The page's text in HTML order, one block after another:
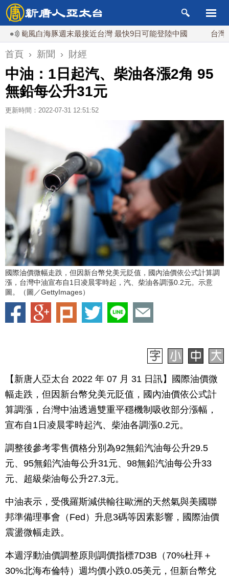
風白海豚週末最接近台灣 最快9日可能登陸中國 台灣漢光
首頁 › 新聞 › 財經
中油：1日起汽、柴油各漲2角 95
無鉛每公升31元
更新時間：2022-07-31 12:51:52
國際油價微幅走跌，但因新台幣兌美元貶值，國內油價依公式計算調
漲，台灣中油宣布自1日凌晨零時起，汽、柴油各調漲0.2元。示意
圖。（圖／GettyImages）
【新唐人亞太台 2022 年 07 月 31 日訊】國際油價微
幅走跌，但因新台幣兌美元貶值，國內油價依公式計
算調漲，台灣中油透過雙重平穩機制吸收部分漲幅，
宣布自1日凌晨零時起汽、柴油各調漲0.2元。
調整後參考零售價格分別為92無鉛汽油每公升29.5
元、95無鉛汽油每公升31元、98無鉛汽油每公升33
元、超級柴油每公升27.3元。
中油表示，受俄羅斯減供輸往歐洲的天然氣與美國聯
邦準備理事會（Fed）升息3碼等因素影響，國際油價
震盪微幅走跌。
本週浮動油價調整原則調價指標7D3B（70%杜拜＋
30%北海布倫特）週均價小跌0.05美元，但新台幣兌